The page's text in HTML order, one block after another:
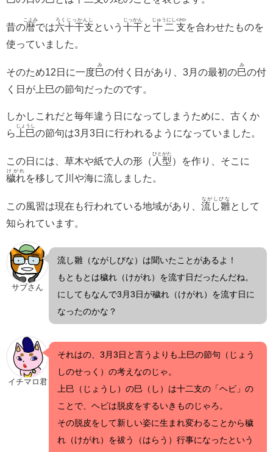
昔の暦
こよみ
では六十干支
ろくじっかんし
という 十干
じっかん
と 十二支
じゅうにし</rt>
を合わせたものを
使っていました。
そのため12日に一度巳
み
の付く日があり、3月の最初の巳
み
の付
く日が上巳の節句だったのです。
しかしこれだと毎年違う日になってしまうために、古くか
ら
上巳
じょうし
の節句は3月3日に行われるようになっていました。
この日には、草木や紙で人の形（ 人型
ひとがた
）を作り、そこに
穢れ
けがれ
を移して川や海に流しました。
この風習は現在も行われている地域があり、 流し雛
ながしびな
として
知られています。
サブさん
流し雛（ながしびな）は聞いたことがあるよ！
もともとは穢れ（けがれ）を流す日だったんだね。
にしてもなんで3月3日が穢れ（けがれ）を流す日に
なったのかな？
イチマロ君
それはの、3月3日と言うよりも上巳の節句（じょう
しのせっく）の考えなのじゃ。
上巳（じょうし）の巳（し）は十二支の「ヘビ」の
ことで、ヘビは脱皮をするいきものじゃろ。
その脱皮をして新しい姿に生まれ変わることから穢
れ（けがれ）を祓う（はらう）行事になったという